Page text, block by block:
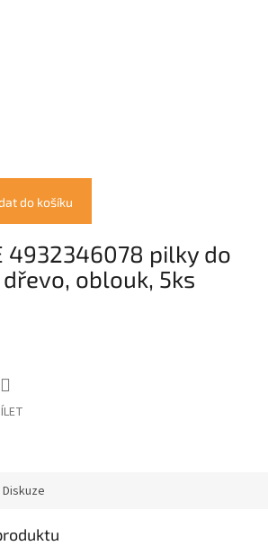
do košíku
4932346078 pilky do
oblouk, 5ks
Diskuze